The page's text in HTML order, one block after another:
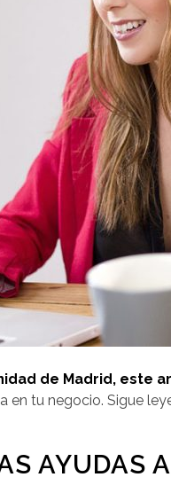
de Madrid, este
en tu negocio. Sigue
AYUDAS